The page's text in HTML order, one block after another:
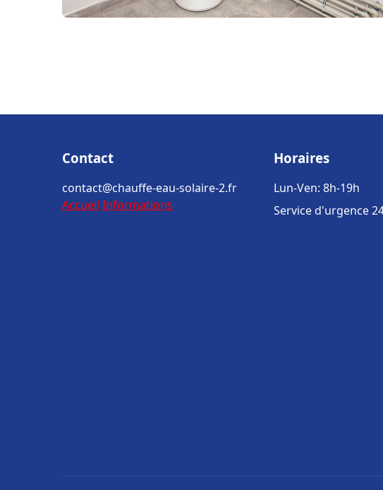
Contact
contact@chauffe-eau-solaire-2.fr
Accueil Informations
Horaires
Lun-Ven: 8h-19h
Service d'urgence